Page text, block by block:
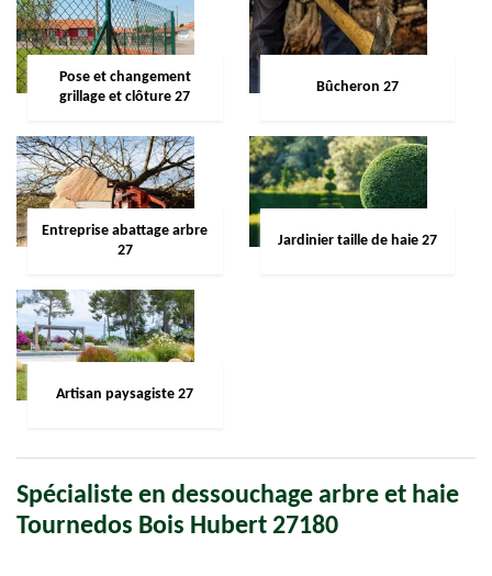
Pose et changement
grillage et clôture 27
Bûcheron 27
Entreprise abattage arbre
27
Jardinier taille de haie 27
Artisan paysagiste 27
Spécialiste en dessouchage arbre et haie
Tournedos Bois Hubert 27180